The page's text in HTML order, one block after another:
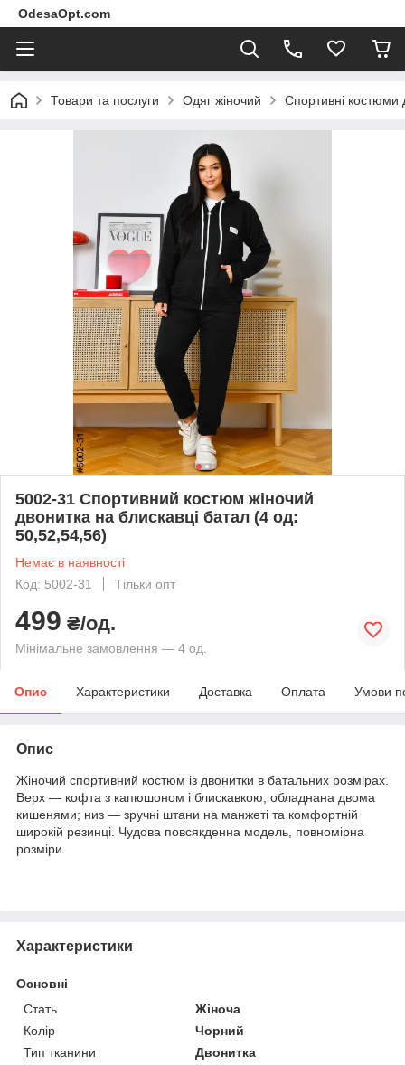
OdesaOpt.com
Товари та послуги Одяг жіночий Спортивні костюми
5002-31 Спортивний костюм жіночий
двонитка на блискавці батал (4 од:
50,52,54,56)
Немає в наявності
Код: 5002-31
Тільки опт
499 ₴/од.
Мінімальне замовлення — 4 од.
Опис Характеристики Доставка Оплата Умови
Опис
Жіночий спортивний костюм із двонитки в батальних розмірах.
Верх — кофта з капюшоном і блискавкою, обладнана двома
кишенями; низ — зручні штани на манжеті та комфортній
широкій резинці. Чудова повсякденна модель, повномірна
розміри.
Характеристики
Основні
Стать
Жіноча
Колір
Чорний
Тип тканини
Двонитка